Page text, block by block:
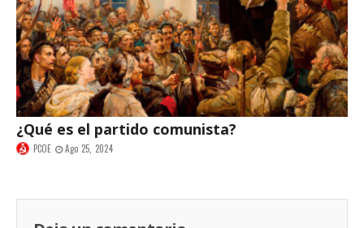
¿Qué es el partido comunista?
PCOE Ago 25, 2024